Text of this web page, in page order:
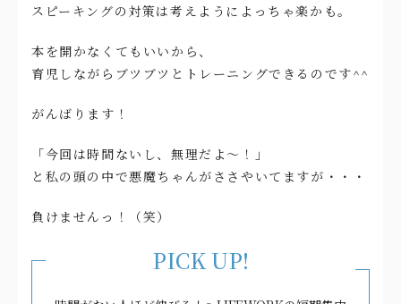
スピーキングの対策は考えようによっちゃ楽かも。
本を開かなくてもいいから、
育児しながらブツブツとトレーニングできるのです^^
がんばります！
「今回は時間ないし、無理だよ～！」
と私の頭の中で悪魔ちゃんがささやいてますが・・・
負けませんっ！（笑）
PICK UP!